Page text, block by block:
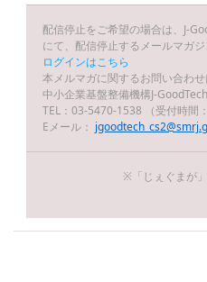
配信停止をご希望の場合は、J-
にて、配信停止するメールマガ
ログインはこちら
本メルマガに関するお問い合わせ
中小企業基盤整備機構J-
TEL：03-5470-1538 （受付時間
Eメール：
※「じぇぐまが